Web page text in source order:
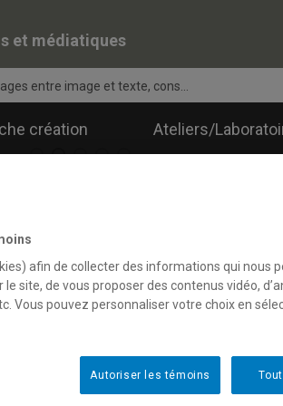
et médiatiques
entre image et texte, cons...
création Ateliers/
Langshaw
Passages entre
poétiques à
dans le
afin de collecter des informations qui nous
site, de vous proposer des contenus vidéo,
Vous pouvez personnaliser votre choix en
Autoriser les témoins